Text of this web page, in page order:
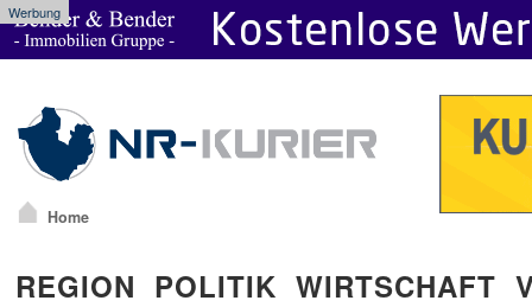
Werbung
Home
REGION POLITIK WIRTSCHAFT